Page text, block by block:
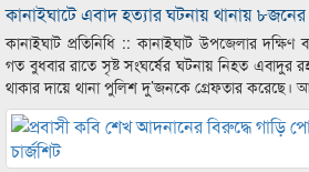
কানাইঘাটে এবাদ হত্যার ঘটনায় থানায় ৮জনের
কানাইঘাট প্রতিনিধি :: কানাইঘাট উপজেলার দক্ষিণ
গত বুধবার রাতে সৃষ্ট সংঘর্ষের ঘটনায় নিহত এবাদুর
থাকার দায়ে থানা পুলিশ দু’জনকে গ্রেফতার